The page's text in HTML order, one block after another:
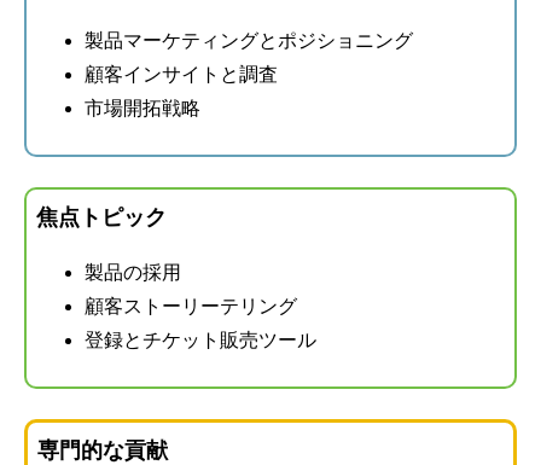
製品マーケティングとポジショニング
顧客インサイトと調査
市場開拓戦略
焦点トピック
製品の採用
顧客ストーリーテリング
登録とチケット販売ツール
専門的な貢献